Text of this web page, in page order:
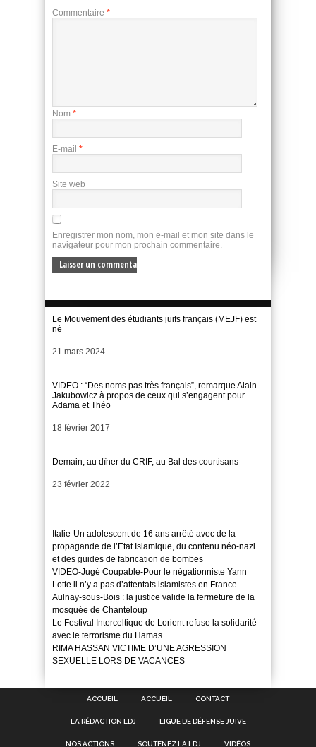
Commentaire *
Nom *
E-mail *
Site web
Enregistrer mon nom, mon e-mail et mon site dans le
navigateur pour mon prochain commentaire.
Le Mouvement des étudiants juifs français (MEJF) est
né
Date
21 mars 2024
VIDEO : “Des noms pas très français”, remarque Alain
Jakubowicz à propos de ceux qui s’engagent pour
Adama et Théo
Date
18 février 2017
Demain, au dîner du CRIF, au Bal des courtisans
Date
23 février 2022
Italie-Un adolescent de 16 ans arrêté avec de la
propagande de l’Etat Islamique, du contenu néo-nazi
et des guides de fabrication de bombes
VIDEO-Jugé Coupable-Pour le négationniste Yann
Lotte il n’y a pas d’attentats islamistes en France.
Aulnay-sous-Bois : la justice valide la fermeture de la
mosquée de Chanteloup
Le Festival Interceltique de Lorient refuse la solidarité
avec le terrorisme du Hamas
RIMA HASSAN VICTIME D’UNE AGRESSION
SEXUELLE LORS DE VACANCES
ACCUEIL ACCUEIL CONTACT
LA RÉDACTION LDJ LIGUE DE DÉFENSE JUIVE
NOS ACTIONS SOUTENEZ LA LDJ VIDÉOS